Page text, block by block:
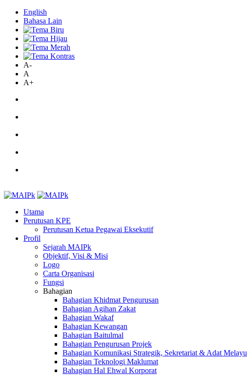
English
Bahasa Lain
A-
A
A+
Utama
Perutusan KPE
Perutusan Ketua Pegawai Eksekutif
Profil
Sejarah MAIPk
Objektif, Visi & Misi
Logo
Carta Organisasi
Fungsi
Bahagian
Bahagian Khidmat Pengurusan
Bahagian Agihan Zakat
Bahagian Wakaf
Bahagian Kewangan
Bahagian Baitulmal
Bahagian Pengurusan Projek
Bahagian Komunikasi Strategik, Sekretariat & Adat Melayu
Bahagian Teknologi Maklumat
Bahagian Hal Ehwal Korporat